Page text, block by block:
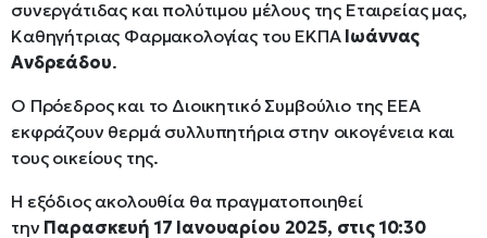
συνεργάτιδας και πολύτιμου μέλους της Εταιρείας μας,
Καθηγήτριας Φαρμακολογίας του ΕΚΠΑ Ιωάννας
Ανδρεάδου.
Ο Πρόεδρος και το Διοικητικό Συμβούλιο της ΕΕΑ
εκφράζουν θερμά συλλυπητήρια στην οικογένεια και
τους οικείους της.
Η εξόδιος ακολουθία θα πραγματοποιηθεί
την Παρασκευή 17 Ιανουαρίου 2025, στις 10:30